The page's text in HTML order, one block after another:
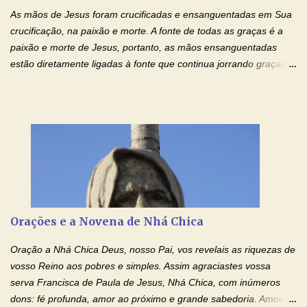
As mãos de Jesus foram crucificadas e ensanguentadas em Sua
crucificação, na paixão e morte. A fonte de todas as graças é a
paixão e morte de Jesus, portanto, as mãos ensanguentadas
estão diretamente ligadas à fonte que continua jorrando graças
ensanguentadas, chagadas e abertas, sobre mim, neste
momento. Sinto-me completamente sem forças para prosseguir,
carregando as minhas cruzes. Preciso que a força e o poder de
Tuas Mãos, que suportaram a mais profunda dor ao serem
pregadas na Cruz, reergam-me e curem-me agora. Jesus, não
amo. Nós precisamos desesperadamente de cura física e
espiritual, através do toque consolador de tuas Mãos
ensanguentadas e infinitamente poderosas. Eu reconheço,
apesar de toda a minha limitação e da infinidade dos meus ...
Orações e a Novena de Nhá Chica
Oração a Nhá Chica Deus, nosso Pai, vos revelais as riquezas de
vosso Reino aos pobres e simples. Assim agraciastes vossa
serva Francisca de Paula de Jesus, Nhá Chica, com inúmeros
dons: fé profunda, amor ao próximo e grande sabedoria. Amou a